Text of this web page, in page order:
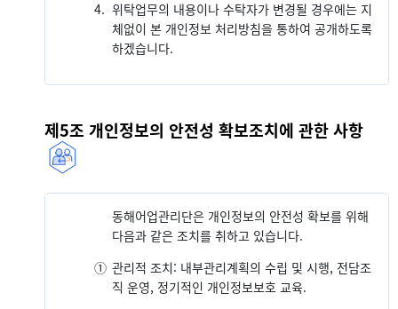
4. 위탁업무의 내용이나 수탁자가 변경될 경우에는 지
체없이 본 개인정보 처리방침을 통하여 공개하도록
하겠습니다.
제5조 개인정보의 안전성 확보조치에 관한 사항
동해어업관리단은 개인정보의 안전성 확보를 위해
다음과 같은 조치를 취하고 있습니다.
① 관리적 조치: 내부관리계획의 수립 및 시행, 전담조
직 운영, 정기적인 개인정보보호 교육.